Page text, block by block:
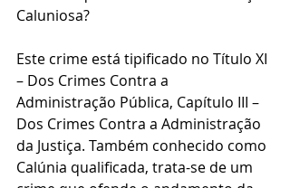
Caluniosa?
Este crime está tipificado no Título XI
– Dos Crimes Contra a
Administração Pública, Capítulo III –
Dos Crimes Contra a Administração
da Justiça. Também conhecido como
Calúnia qualificada, trata-se de um